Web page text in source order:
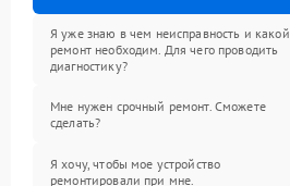
Я уже знаю в чем неисправность и какой
ремонт необходим. Для чего проводить
диагностику?
Мне нужен срочный ремонт. Сможете
сделать?
Я хочу, чтобы мое устройство
ремонтировали при мне.